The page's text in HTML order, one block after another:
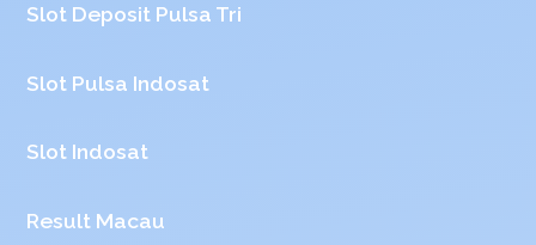
Slot Deposit Pulsa Tri
Slot Pulsa Indosat
Slot Indosat
Result Macau